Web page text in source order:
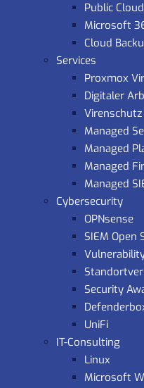
Public Cloud
Microsoft
Cloud
Services
Proxmox
Digitaler
Virenschutz
Managed
Managed
Managed
Managed
Cybersecurity
OPNsense
SIEM Open
Security
UniFi
IT-Consulting
Linux
Microsoft